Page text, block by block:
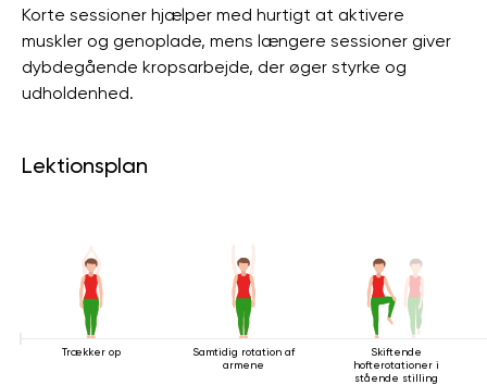
Korte sessioner hjælper med hurtigt at aktivere
muskler og genoplade, mens længere sessioner giver
dybdegående kropsarbejde, der øger styrke og
udholdenhed.
Lektionsplan
Trækker op
Samtidig rotation af
armene
Skiftende
hofterotationer i
stående stilling